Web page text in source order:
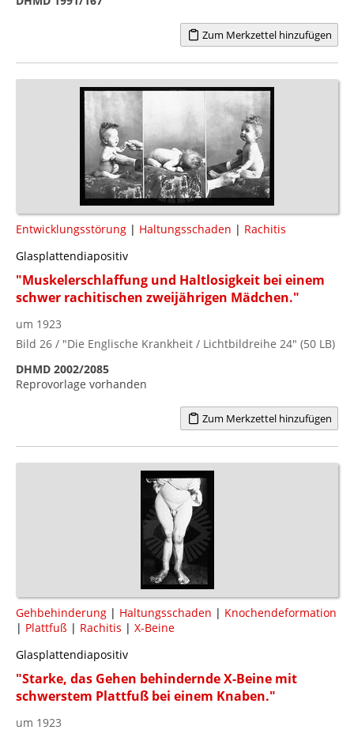
Zum Merkzettel hinzufügen
Entwicklungsstörung | Haltungsschaden | Rachitis
Glasplattendiapositiv
"Muskelerschlaffung und Haltlosigkeit bei einem
schwer rachitischen zweijährigen Mädchen."
um 1923
Bild 26 / "Die Englische Krankheit / Lichtbildreihe 24" (50 LB)
DHMD 2002/2085
Reprovorlage vorhanden
Zum Merkzettel hinzufügen
Gehbehinderung | Haltungsschaden | Knochendeformation
| Plattfuß | Rachitis | X-Beine
Glasplattendiapositiv
"Starke, das Gehen behindernde X-Beine mit
schwerstem Plattfuß bei einem Knaben."
um 1923